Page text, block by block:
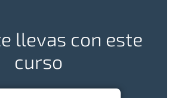
llevas con este
curso